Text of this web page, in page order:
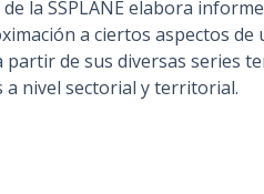
la SSPLANE elabora
a ciertos aspectos de
partir de sus diversas series
a nivel sectorial y territorial.